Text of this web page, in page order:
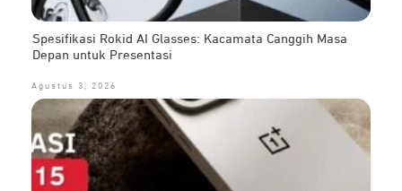
Spesifikasi Rokid AI Glasses: Kacamata Canggih Masa
Depan untuk Presentasi
Agustus 3, 2026